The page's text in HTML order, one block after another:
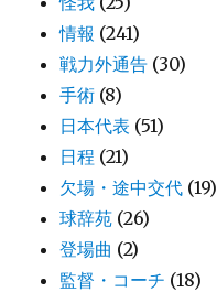
情報 (241)
戦力外通告 (30)
手術 (8)
日本代表 (51)
日程 (21)
欠場・途中交代 (19)
球辞苑 (26)
登場曲 (2)
監督・コーチ (18)